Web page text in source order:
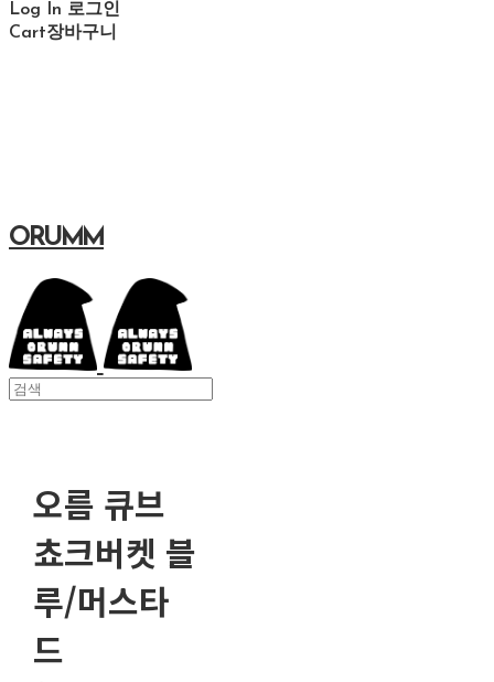
Log In 로그인
Cart장바구니
ORUMM
오름 큐브
쵸크버켓 블
루/머스타
드